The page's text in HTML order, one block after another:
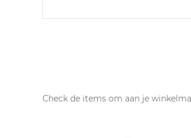
Check de items om aan je